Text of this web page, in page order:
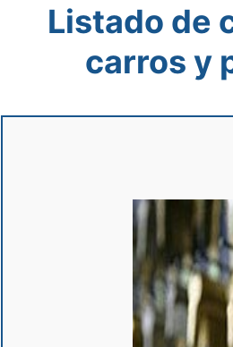
Listado de
carros y